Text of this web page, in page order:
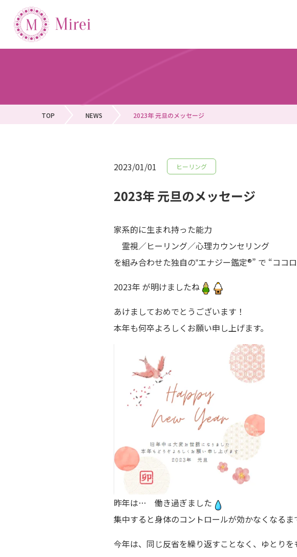
TOP NEWS 2023年 元旦のメッセージ
2023/01/01 ヒーリング
2023年 元旦のメッセージ
家系的に生まれ持った能力
霊視／ヒーリング／心理カウンセリング
を組み合わせた独自の‟エナジー鑑定®” で “ココ
2023年 が明けましたね
あけましておめでとうございます！
本年も何卒よろしくお願い申し上げます。
昨年は… 働き過ぎました
集中すると身体のコントロールが効かなくなる
今年は、同じ反省を繰り返すことなく、ゆとり